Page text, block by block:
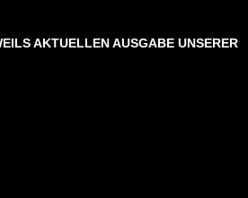
AKTUELLEN AUSGABE UNSERER